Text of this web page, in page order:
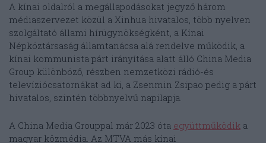
A kínai oldalról a megállapodásokat jegyző három
médiaszervezet közül a Xinhua hivatalos, több nyelven
szolgáltató állami hírügynökségként, a Kínai
Népköztársaság államtanácsa alá rendelve működik, a
kínai kommunista párt irányítása alatt álló China Media
Group különböző, részben nemzetközi rádió-és
televíziócsatornákat ad ki, a Zsenmin Zsipao pedig a párt
hivatalos, szintén többnyelvű napilapja.
A China Media Grouppal már 2023 óta együttműködik a
magyar közmédia. Az MTVA más kínai